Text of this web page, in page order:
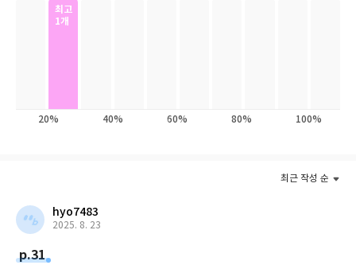
따라서 이 이야기를 읽다 보면 한 나라의 역사를 읽는 듯 머릿속에
연대표가 그려진다. 첫 권을 잡은 독자가 일곱 번째 책까지 자연스럽
없다. 또 우리 문화와 맞지 않는 부분에 옮긴이 주를 달아 이해를 돕
1편 편의 내용은 다음과 같다. 어느 여름날, 앤드루 외삼촌의 마법에
걸려 들어 딴 세상으로 가게 된 폴리와 디고리. 그 곳에서 디고리가
호기심으로 황금종을 치는 바람에 마녀 제이디스 여왕이 깨어난다.
최고
1개
20% 40% 60% 80% 100%
최근 작성 순
hyo7483
2025. 8. 23
p.31